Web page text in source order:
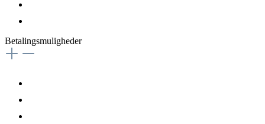
Betalingsmuligheder